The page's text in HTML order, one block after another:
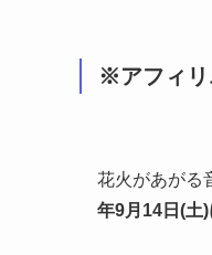
※アフィリ
花火があがる
年9月14日(土)